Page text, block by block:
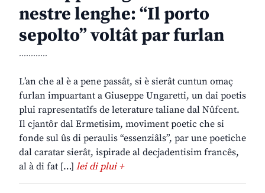
nestre lenghe: “Il porto
sepolto” voltât par furlan
............
L’an che al è a pene passât, si è sierât cuntun omaç
furlan impuartant a Giuseppe Ungaretti, un dai poetis
plui rapresentatîfs de leterature taliane dal Nûfcent.
Il cjantôr dal Ermetisim, moviment poetic che si
fonde sul ûs di peraulis “essenziâls”, par une poetiche
dal caratar sierât, ispirade al decjadentisim francês,
al à di fat […] lei di plui +